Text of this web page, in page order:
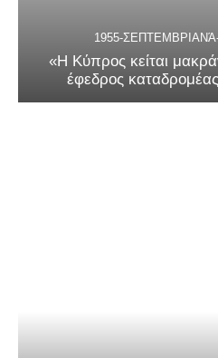
1955-
«Η Κύπρος κείται
έφεδρος